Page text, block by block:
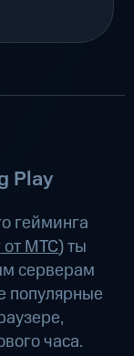
Play
гейминга
от МТС) ты
серверам
популярные
часа.